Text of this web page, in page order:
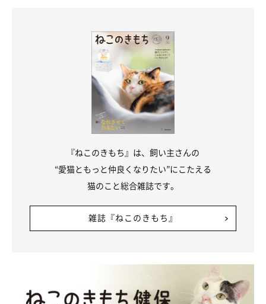
『ねこのきもち』は、飼い主さんの
“愛猫ともっと仲良くなりたい”にこたえる
猫のこと総合雑誌です。
雑誌『ねこのきもち』